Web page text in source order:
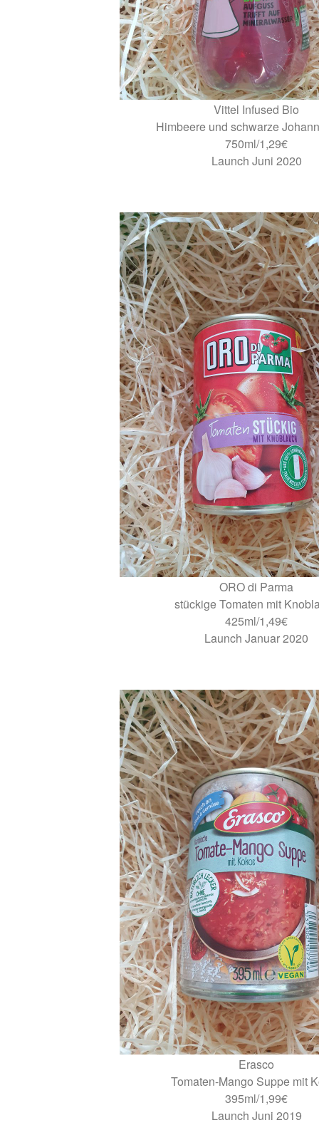
Vittel Infused Bio
Himbeere und schwarze
750ml/1,29€
Launch Juni 2020
ORO di Parma
stückige Tomaten mit
425ml/1,49€
Launch Januar 2020
Erasco
Tomaten-Mango Suppe mit
395ml/1,99€
Launch Juni 2019